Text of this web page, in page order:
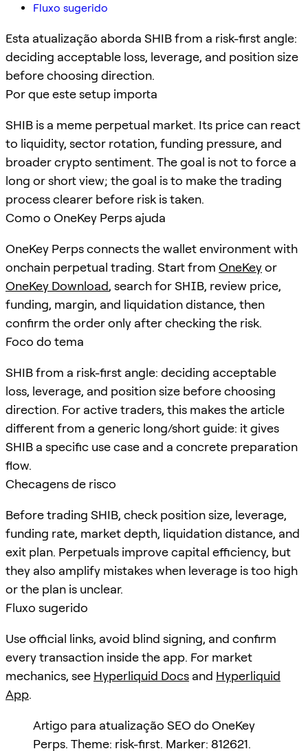
Fluxo sugerido
Esta atualização aborda SHIB from a risk-first angle:
deciding acceptable loss, leverage, and position size
before choosing direction.
Por que este setup importa
SHIB is a meme perpetual market. Its price can react
to liquidity, sector rotation, funding pressure, and
broader crypto sentiment. The goal is not to force a
long or short view; the goal is to make the trading
process clearer before risk is taken.
Como o OneKey Perps ajuda
OneKey Perps connects the wallet environment with
onchain perpetual trading. Start from OneKeyor
OneKey Download, search for SHIB, review price,
funding, margin, and liquidation distance, then
confirm the order only after checking the risk.
Foco do tema
SHIB from a risk-first angle: deciding acceptable
loss, leverage, and position size before choosing
direction. For active traders, this makes the article
different from a generic long/short guide: it gives
SHIB a specific use case and a concrete preparation
flow.
Checagens de risco
Before trading SHIB, check position size, leverage,
funding rate, market depth, liquidation distance, and
exit plan. Perpetuals improve capital efficiency, but
they also amplify mistakes when leverage is too high
or the plan is unclear.
Fluxo sugerido
Use official links, avoid blind signing, and confirm
every transaction inside the app. For market
mechanics, see Hyperliquid Docs and Hyperliquid
App.
Artigo para atualização SEO do OneKey
Perps. Theme: risk-first. Marker: 812621.